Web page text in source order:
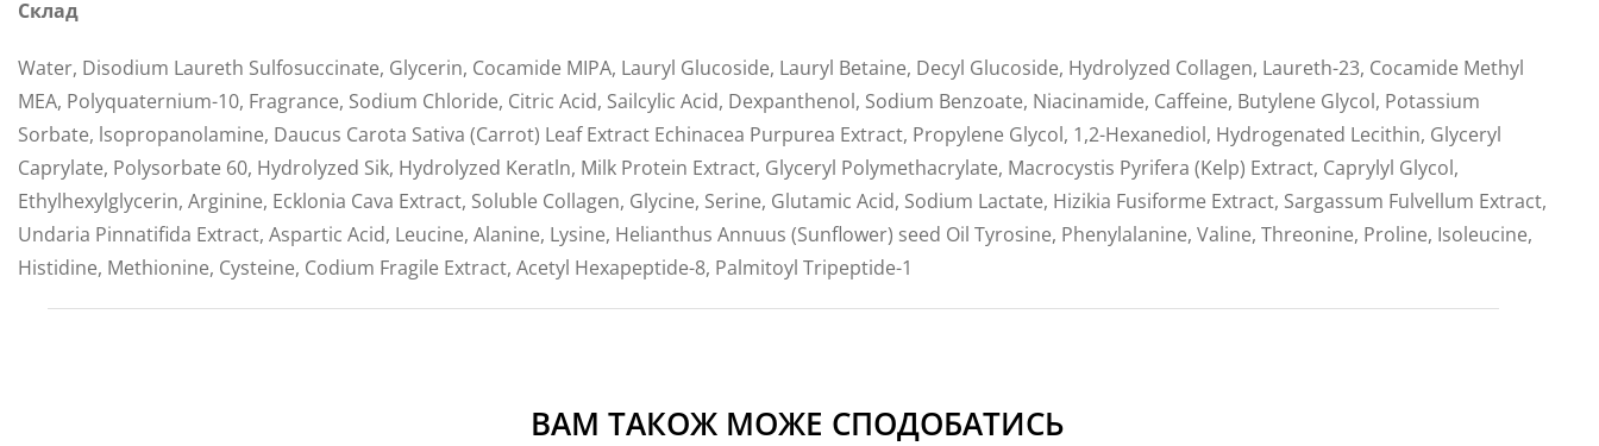
Склад
Water, Disodium Laureth Sulfosuccinate, Glycerin, Cocamide MIPA, Lauryl Glucoside, Lauryl Betaine, Decyl Glucoside, Hydrolyzed Collagen, Laureth-23, Cocamide Methyl
MEA, Polyquaternium-10, Fragrance, Sodium Chloride, Citric Acid, Sailcylic Acid, Dexpanthenol, Sodium Benzoate, Niacinamide, Caffeine, Butylene Glycol, Potassium
Sorbate, lsopropanolamine, Daucus Carota Sativa (Carrot) Leaf Extract Echinacea Purpurea Extract, Propylene Glycol, 1,2-Hexanediol, Hydrogenated Lecithin, Glyceryl
Caprylate, Polysorbate 60, Hydrolyzed Sik, Hydrolyzed Keratln, Milk Protein Extract, Glyceryl Polymethacrylate, Macrocystis Pyrifera (Kelp) Extract, Caprylyl Glycol,
Ethylhexylglycerin, Arginine, Ecklonia Cava Extract, Soluble Collagen, Glycine, Serine, Glutamic Acid, Sodium Lactate, Hizikia Fusiforme Extract, Sargassum Fulvellum Extract,
Undaria Pinnatifida Extract, Aspartic Acid, Leucine, Alanine, Lysine, Helianthus Annuus (Sunflower) seed Oil Tyrosine, Phenylalanine, Valine, Threonine, Proline, Isoleucine,
Histidine, Methionine, Cysteine, Codium Fragile Extract, Acetyl Hexapeptide-8, Palmitoyl Tripeptide-1
ВАМ ТАКОЖ МОЖЕ СПОДОБАТИСЬ